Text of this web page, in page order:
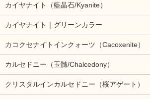
カイヤナイト（藍晶石/Kyanite）
カイヤナイト｜グリーンカラー
カコクセナイトインクォーツ（Cacoxenite）
カルセドニー（玉髄/Chalcedony）
クリスタルインカルセドニー（桜アゲート）